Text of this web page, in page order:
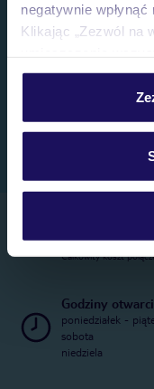
negatywnie
Klikając „Zezwól na
personalizować
Szczegółowe
Telefoniczne
22 270 31
Całkowity koszt
Godziny
poniedziałek -
sobota
niedziela